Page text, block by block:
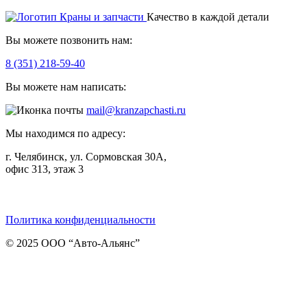
Качество в каждой детали
Вы можете позвонить нам:
8 (351) 218-59-40
Вы можете нам написать:
mail@kranzapchasti.ru
Мы находимся по адресу:
г. Челябинск, ул. Сормовская 30А,
офис 313, этаж 3
Политика конфиденциальности
© 2025 ООО “Авто-Альянс”